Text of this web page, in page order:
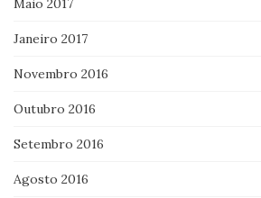
Maio 2017
Janeiro 2017
Novembro 2016
Outubro 2016
Setembro 2016
Agosto 2016